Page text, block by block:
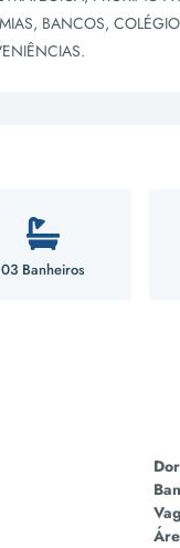
BANCOS,
03 Banheiros